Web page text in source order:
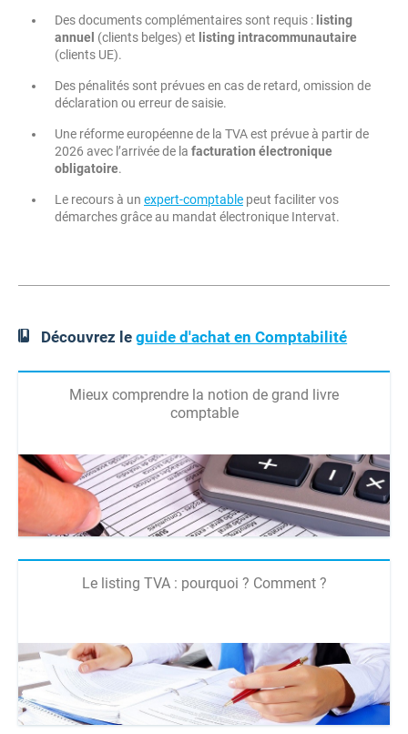
Des documents complémentaires sont requis : listing
annuel (clients belges) et listing intracommunautaire
(clients UE).
Des pénalités sont prévues en cas de retard, omission de
déclaration ou erreur de saisie.
Une réforme européenne de la TVA est prévue à partir de
2026 avec l’arrivée de la facturation électronique
obligatoire.
Le recours à un expert-comptable peut faciliter vos
démarches grâce au mandat électronique Intervat.
Découvrez leguide d'achat en Comptabilité
Mieux comprendre la notion de grand livre
comptable
Le listing TVA : pourquoi ? Comment ?